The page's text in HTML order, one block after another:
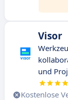
Visor
und
Kostenlose